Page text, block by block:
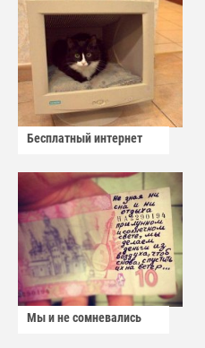
Бесплатный интернет
Мы и не сомневались